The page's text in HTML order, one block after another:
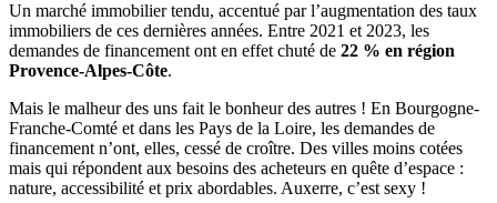
Un marché immobilier tendu, accentué par l’augmentation des taux
immobiliers de ces dernières années. Entre 2021 et 2023, les
demandes de financement ont en effet chuté de 22 % en région
Provence-Alpes-Côte.
Mais le malheur des uns fait le bonheur des autres ! En Bourgogne-
Franche-Comté et dans les Pays de la Loire, les demandes de
financement n’ont, elles, cessé de croître. Des villes moins cotées
mais qui répondent aux besoins des acheteurs en quête d’espace :
nature, accessibilité et prix abordables. Auxerre, c’est sexy !